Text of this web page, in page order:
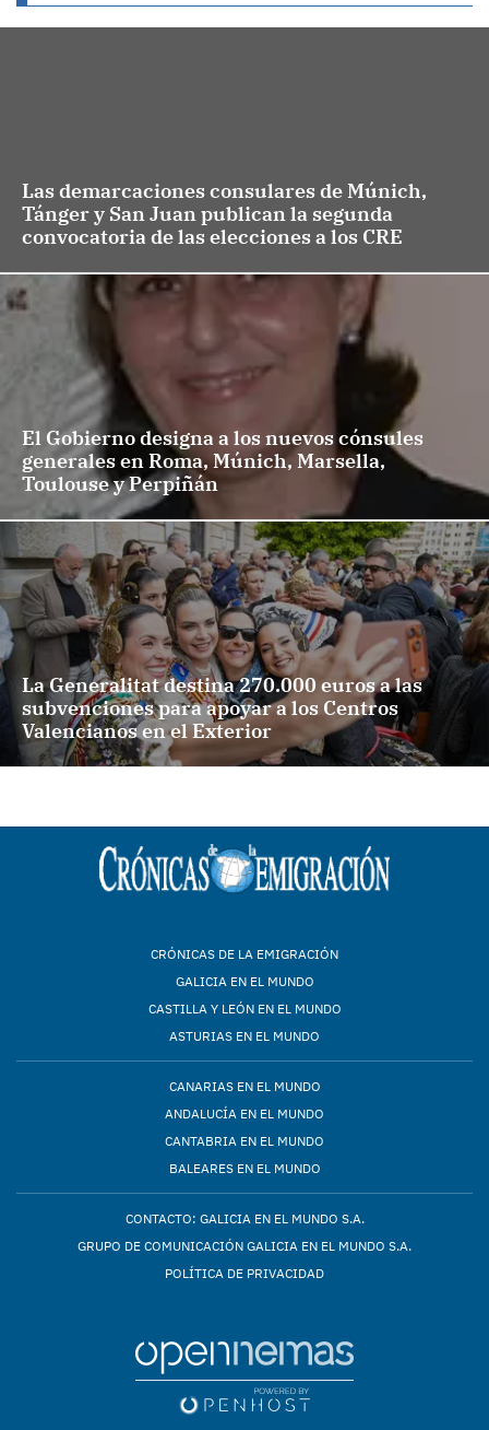
Las demarcaciones consulares de Múnich,
Tánger y San Juan publican la segunda
convocatoria de las elecciones a los CRE
El Gobierno designa a los nuevos cónsules
generales en Roma, Múnich, Marsella,
Toulouse y Perpiñán
La Generalitat destina 270.000 euros a las
subvenciones para apoyar a los Centros
Valencianos en el Exterior
CRÓNICAS DE LA EMIGRACIÓN
GALICIA EN EL MUNDO
CASTILLA Y LEÓN EN EL MUNDO
ASTURIAS EN EL MUNDO
CANARIAS EN EL MUNDO
ANDALUCÍA EN EL MUNDO
CANTABRIA EN EL MUNDO
BALEARES EN EL MUNDO
CONTACTO: GALICIA EN EL MUNDO S.A.
GRUPO DE COMUNICACIÓN GALICIA EN EL MUNDO S.A.
POLÍTICA DE PRIVACIDAD